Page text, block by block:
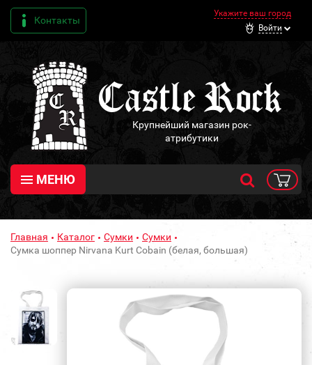
Контакты
Укажите ваш город
Войти
Крупнейший магазин рок-
атрибутики
МЕНЮ
Главная Каталог Сумки
Сумки
Сумка шоппер Nirvana Kurt Cobain (белая, большая)